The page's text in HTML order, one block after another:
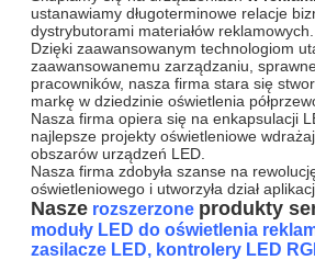
ustanawiamy długoterminowe relacje
dystrybutorami materiałów reklamowych.
Dzięki zaawansowanym technologiom
zaawansowanemu zarządzaniu,
pracowników, nasza firma stara się
markę w dziedzinie oświetlenia
Nasza firma opiera się na enkapsulacji
najlepsze projekty oświetleniowe
obszarów urządzeń LED.
Nasza firma zdobyła szanse na
oświetleniowego i utworzyła dział
Nasze rozszerzone produkty
moduły LED do oświetlenia
zasilacze LED, kontrolery LED